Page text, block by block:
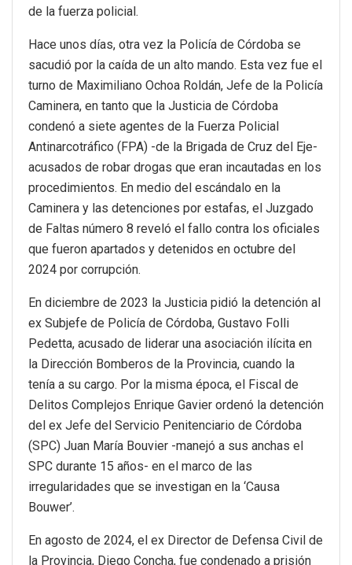
de la fuerza policial.
Hace unos días, otra vez la Policía de Córdoba se
sacudió por la caída de un alto mando. Esta vez fue el
turno de Maximiliano Ochoa Roldán, Jefe de la Policía
Caminera, en tanto que la Justicia de Córdoba
condenó a siete agentes de la Fuerza Policial
Antinarcotráfico (FPA) -de la Brigada de Cruz del Eje-
acusados de robar drogas que eran incautadas en los
procedimientos. En medio del escándalo en la
Caminera y las detenciones por estafas, el Juzgado
de Faltas número 8 reveló el fallo contra los oficiales
que fueron apartados y detenidos en octubre del
2024 por corrupción.
En diciembre de 2023 la Justicia pidió la detención al
ex Subjefe de Policía de Córdoba, Gustavo Folli
Pedetta, acusado de liderar una asociación ilícita en
la Dirección Bomberos de la Provincia, cuando la
tenía a su cargo. Por la misma época, el Fiscal de
Delitos Complejos Enrique Gavier ordenó la detención
del ex Jefe del Servicio Penitenciario de Córdoba
(SPC) Juan María Bouvier -manejó a sus anchas el
SPC durante 15 años- en el marco de las
irregularidades que se investigan en la ‘Causa
Bouwer’.
En agosto de 2024, el ex Director de Defensa Civil de
la Provincia, Diego Concha, fue condenado a prisión